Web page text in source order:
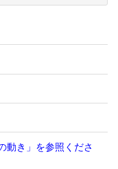
動き」を参照くださ